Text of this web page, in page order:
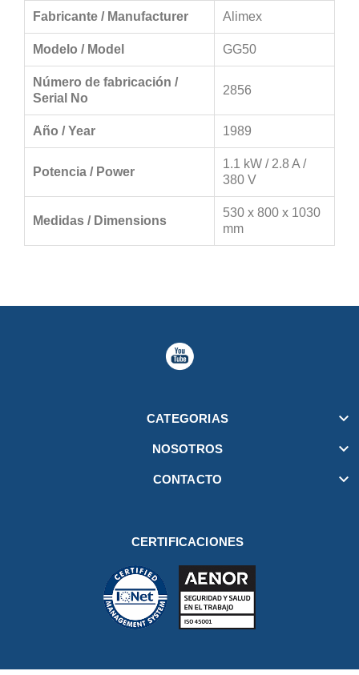
Fabricante / Manufacturer Alimex
Modelo / Model GG50
Número de fabricación /
Serial No
2856
Año / Year 1989
Potencia / Power
1.1 kW / 2.8 A /
380 V
Medidas / Dimensions
530 x 800 x 1030
mm
CATEGORIAS 
NOSOTROS 
CONTACTO 
CERTIFICACIONES